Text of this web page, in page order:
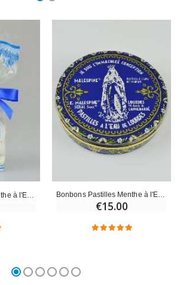
Bonbons Pastilles Menthe à l'Eau de Lourdes - 200g Bonbons Pastilles Menthe à l'Eau de Lourdes - 100g
€15.00